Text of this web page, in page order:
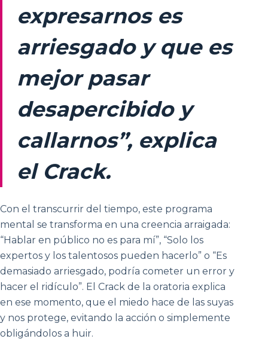
expresarnos es
arriesgado y que es
mejor pasar
desapercibido y
callarnos”, explica
el Crack.
Con el transcurrir del tiempo, este programa
mental se transforma en una creencia arraigada:
“Hablar en público no es para mí”, “Solo los
expertos y los talentosos pueden hacerlo” o “Es
demasiado arriesgado, podría cometer un error y
hacer el ridículo”. El Crack de la oratoria explica
en ese momento, que el miedo hace de las suyas
y nos protege, evitando la acción o simplemente
obligándolos a huir.